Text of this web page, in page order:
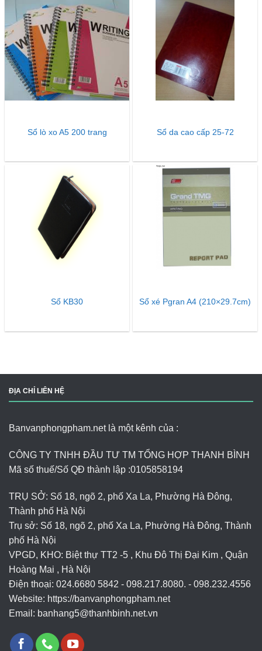
Sổ lò xo A5 200 trang Sổ da cao cấp 25-72
Sổ KB30 Sổ xé Pgran A4 (210×29.7cm)
ĐỊA CHỈ LIÊN HỆ
Banvanphongpham.net là một kênh của :
CÔNG TY TNHH ĐẦU TƯ TM TỔNG HỢP THANH BÌNH
Mã số thuế/Số QĐ thành lập :0105858194
TRỤ SỞ: Số 18, ngõ 2, phố Xa La, Phường Hà Đông,
Thành phố Hà Nội
Trụ sở: Số 18, ngõ 2, phố Xa La, Phường Hà Đông, Thành
phố Hà Nội
VPGD, KHO: Biệt thự TT2 -5 , Khu Đô Thị Đại Kim , Quận
Hoàng Mai , Hà Nội
Điện thoại: 024.6680 5842 - 098.217.8080. - 098.232.4556
Website: https://banvanphongpham.net
Email: banhang5@thanhbinh.net.vn